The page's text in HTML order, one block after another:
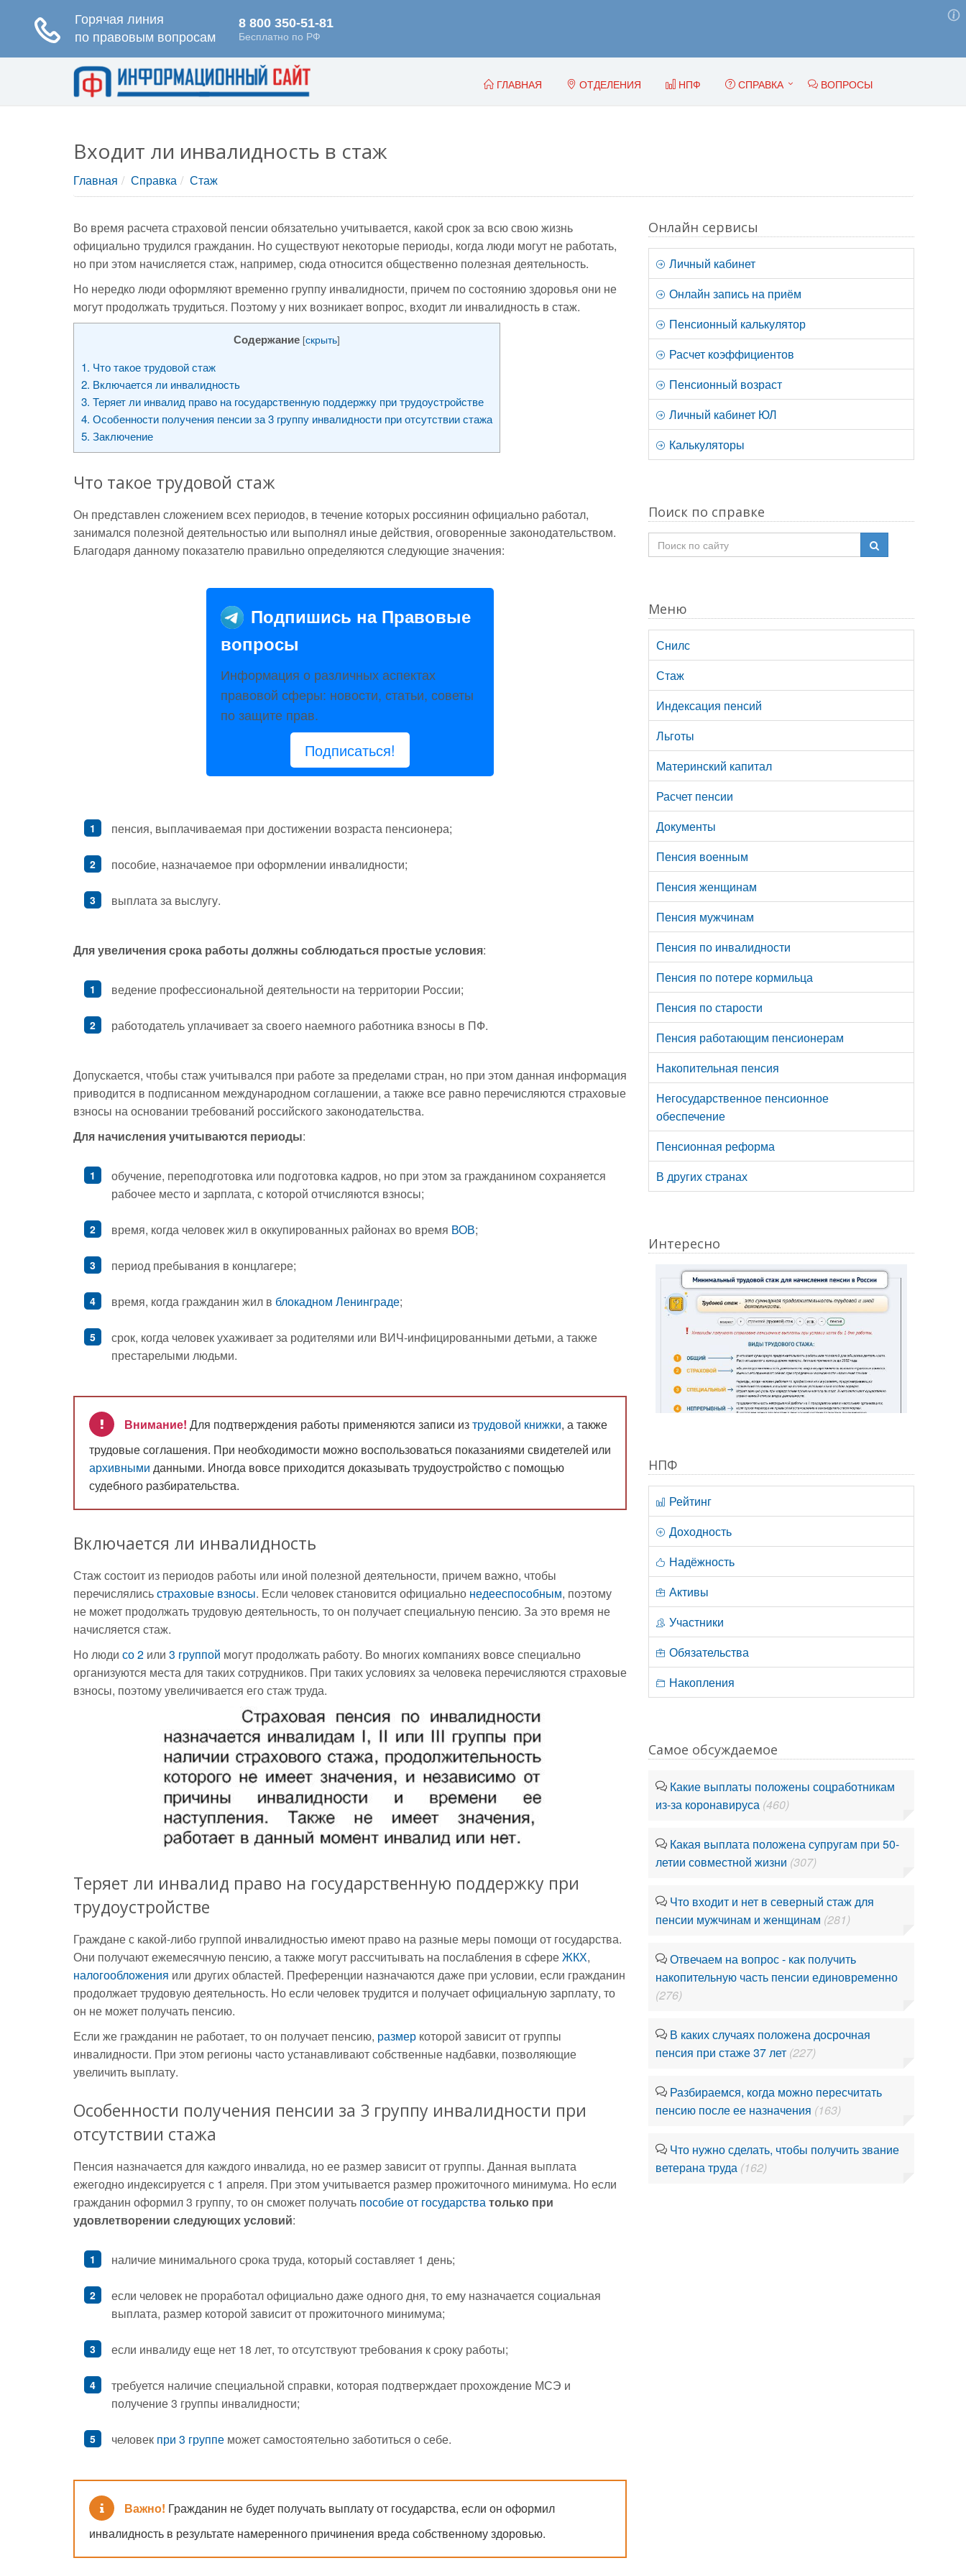
ГЛАВНАЯ ОТДЕЛЕНИЯ НПФ СПРАВКА ВОПРОСЫ
Входит ли инвалидность в стаж
Главная Справка Стаж
Во время расчета страховой пенсии обязательно учитывается, какой срок за всю свою жизнь
официально трудился гражданин. Но существуют некоторые периоды, когда люди могут не работать,
но при этом начисляется стаж, например, сюда относится общественно полезная деятельность.
Но нередко люди оформляют временно группу инвалидности, причем по состоянию здоровья они не
могут продолжать трудиться. Поэтому у них возникает вопрос, входит ли инвалидность в стаж.
Содержание [скрыть]
1. Что такое трудовой стаж
2. Включается ли инвалидность
3. Теряет ли инвалид право на государственную поддержку при трудоустройстве
4. Особенности получения пенсии за 3 группу инвалидности при отсутствии стажа
5. Заключение
Что такое трудовой стаж
Он представлен сложением всех периодов, в течение которых россиянин официально работал,
занимался полезной деятельностью или выполнял иные действия, оговоренные законодательством.
Благодаря данному показателю правильно определяются следующие значения:
Подпишись на Правовые
вопросы
Информация о различных аспектах
правовой сферы: новости, статьи, советы
по защите прав.
Подписаться!
пенсия, выплачиваемая при достижении возраста пенсионера;
пособие, назначаемое при оформлении инвалидности;
выплата за выслугу.
Для увеличения срока работы должны соблюдаться простые условия:
ведение профессиональной деятельности на территории России;
работодатель уплачивает за своего наемного работника взносы в ПФ.
Допускается, чтобы стаж учитывался при работе за пределами стран, но при этом данная информация
приводится в подписанном международном соглашении, а также все равно перечисляются страховые
взносы на основании требований российского законодательства.
Для начисления учитываются периоды:
обучение, переподготовка или подготовка кадров, но при этом за гражданином сохраняется
рабочее место и зарплата, с которой отчисляются взносы;
время, когда человек жил в оккупированных районах во время ВОВ;
период пребывания в концлагере;
время, когда гражданин жил в блокадном Ленинграде;
срок, когда человек ухаживает за родителями или ВИЧ-инфицированными детьми, а также
престарелыми людьми.
Внимание! Для подтверждения работы применяются записи изтрудовой книжки, а также
трудовые соглашения. При необходимости можно воспользоваться показаниями свидетелей или
архивными данными. Иногда вовсе приходится доказывать трудоустройство с помощью
судебного разбирательства.
Включается ли инвалидность
Стаж состоит из периодов работы или иной полезной деятельности, причем важно, чтобы
перечислялисьстраховые взносы. Если человек становится официально недееспособным, поэтому
не может продолжать трудовую деятельность, то он получает специальную пенсию. За это время не
начисляется стаж.
Но люди со 2 или 3 группой могут продолжать работу. Во многих компаниях вовсе специально
организуются места для таких сотрудников. При таких условиях за человека перечисляются страховые
взносы, поэтому увеличивается его стаж труда.
Теряет ли инвалид право на государственную поддержку при
трудоустройстве
Граждане с какой-либо группой инвалидностью имеют право на разные меры помощи от государства.
Они получают ежемесячную пенсию, а также могут рассчитывать на послабления в сфереЖКХ,
налогообложения или других областей. Преференции назначаются даже при условии, если гражданин
продолжает трудовую деятельность. Но если человек трудится и получает официальную зарплату, то
он не может получать пенсию.
Если же гражданин не работает, то он получает пенсию, размер которой зависит от группы
инвалидности. При этом регионы часто устанавливают собственные надбавки, позволяющие
увеличить выплату.
Особенности получения пенсии за 3 группу инвалидности при
отсутствии стажа
Пенсия назначается для каждого инвалида, но ее размер зависит от группы. Данная выплата
ежегодно индексируется с 1 апреля. При этом учитывается размер прожиточного минимума. Но если
гражданин оформил 3 группу, то он сможет получать пособие от государстватолько при
удовлетворении следующих условий:
наличие минимального срока труда, который составляет 1 день;
если человек не проработал официально даже одного дня, то ему назначается социальная
выплата, размер которой зависит от прожиточного минимума;
если инвалиду еще нет 18 лет, то отсутствуют требования к сроку работы;
требуется наличие специальной справки, которая подтверждает прохождение МСЭ и
получение 3 группы инвалидности;
человек при 3 группе может самостоятельно заботиться о себе.
Важно! Гражданин не будет получать выплату от государства, если он оформил
инвалидность в результате намеренного причинения вреда собственному здоровью.
Онлайн сервисы
Личный кабинет
Онлайн запись на приём
Пенсионный калькулятор
Расчет коэффициентов
Пенсионный возраст
Личный кабинет ЮЛ
Калькуляторы
Поиск по справке
Меню
Снилс
Стаж
Индексация пенсий
Льготы
Материнский капитал
Расчет пенсии
Документы
Пенсия военным
Пенсия женщинам
Пенсия мужчинам
Пенсия по инвалидности
Пенсия по потере кормильца
Пенсия по старости
Пенсия работающим пенсионерам
Накопительная пенсия
Негосударственное пенсионное
обеспечение
Пенсионная реформа
В других странах
Интересно
НПФ
Рейтинг
Доходность
Надёжность
Активы
Участники
Обязательства
Накопления
Самое обсуждаемое
Какие выплаты положены соцработникам
из-за коронавируса (460)
Какая выплата положена супругам при 50-
летии совместной жизни (307)
Что входит и нет в северный стаж для
пенсии мужчинам и женщинам (281)
Отвечаем на вопрос - как получить
накопительную часть пенсии единовременно
(276)
В каких случаях положена досрочная
пенсия при стаже 37 лет (227)
Разбираемся, когда можно пересчитать
пенсию после ее назначения (163)
Что нужно сделать, чтобы получить звание
ветерана труда (162)